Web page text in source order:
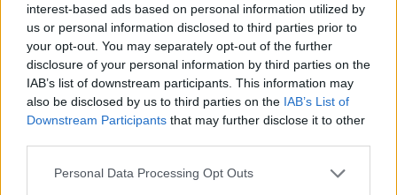
interest-based ads based on personal information utilized by
us or personal information disclosed to third parties prior to
your opt-out. You may separately opt-out of the further
disclosure of your personal information by third parties on the
IAB’s list of downstream participants. This information may
also be disclosed by us to third parties on the IAB’s List of
Downstream Participants that may further disclose it to other
Personal Data Processing Opt Outs